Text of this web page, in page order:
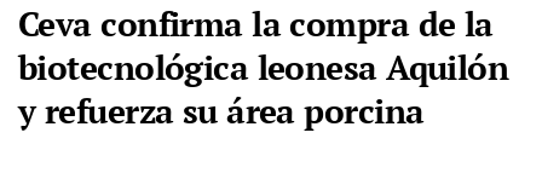
Ceva confirma la compra de la
biotecnológica leonesa Aquilón
y refuerza su área porcina